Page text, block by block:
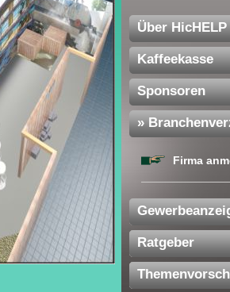
Über HicHELP
Kaffeekasse
Sponsoren
»
Firma
Ratgeber